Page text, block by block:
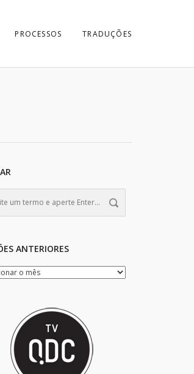
PROCESSOS TRADUÇÕES
ANTERIORES